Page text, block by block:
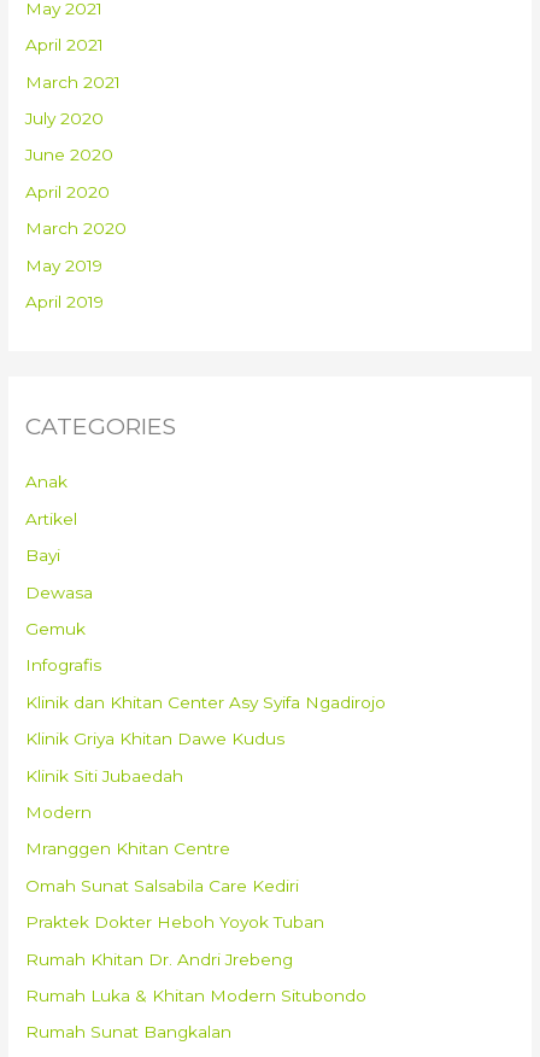
May 2021
April 2021
March 2021
July 2020
June 2020
April 2020
March 2020
May 2019
April 2019
CATEGORIES
Anak
Artikel
Bayi
Dewasa
Gemuk
Infografis
Klinik dan Khitan Center Asy Syifa Ngadirojo
Klinik Griya Khitan Dawe Kudus
Klinik Siti Jubaedah
Modern
Mranggen Khitan Centre
Omah Sunat Salsabila Care Kediri
Praktek Dokter Heboh Yoyok Tuban
Rumah Khitan Dr. Andri Jrebeng
Rumah Luka & Khitan Modern Situbondo
Rumah Sunat Bangkalan